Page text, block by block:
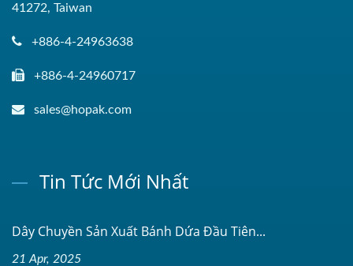
41272, Taiwan
+886-4-24963638
+886-4-24960717
sales@hopak.com
Tin Tức Mới Nhất
Dây Chuyền Sản Xuất Bánh Dứa Đầu Tiên...
21 Apr, 2025